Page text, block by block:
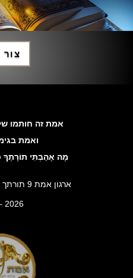
ואמת
מָה אָהַבְתִּי תוֹרָתֶךָ
ארגון אמת 9 תורתך ©כל הזכויות שמורות
2026